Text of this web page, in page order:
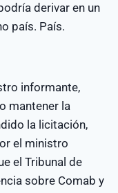
derivar en un
país. País.
informante,
mantener la
la licitación,
el ministro
el Tribunal de
sobre Comab y